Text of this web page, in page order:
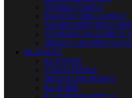
ČÍNSKE ČINELY
PALIČKY PRE GONGY
NÁHRADNÉ DIELY
STOJANY NA GONGY
OBALY A KUFRE NA
KLÁVESY
KLÁVESY
STAGE PIÁNA
DIGITÁLNE PIÁNA
KLAVÍRE